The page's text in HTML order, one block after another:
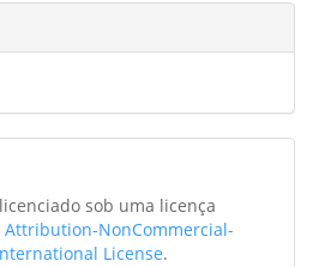
sob uma licença
Attribution-NonCommercial-
License.